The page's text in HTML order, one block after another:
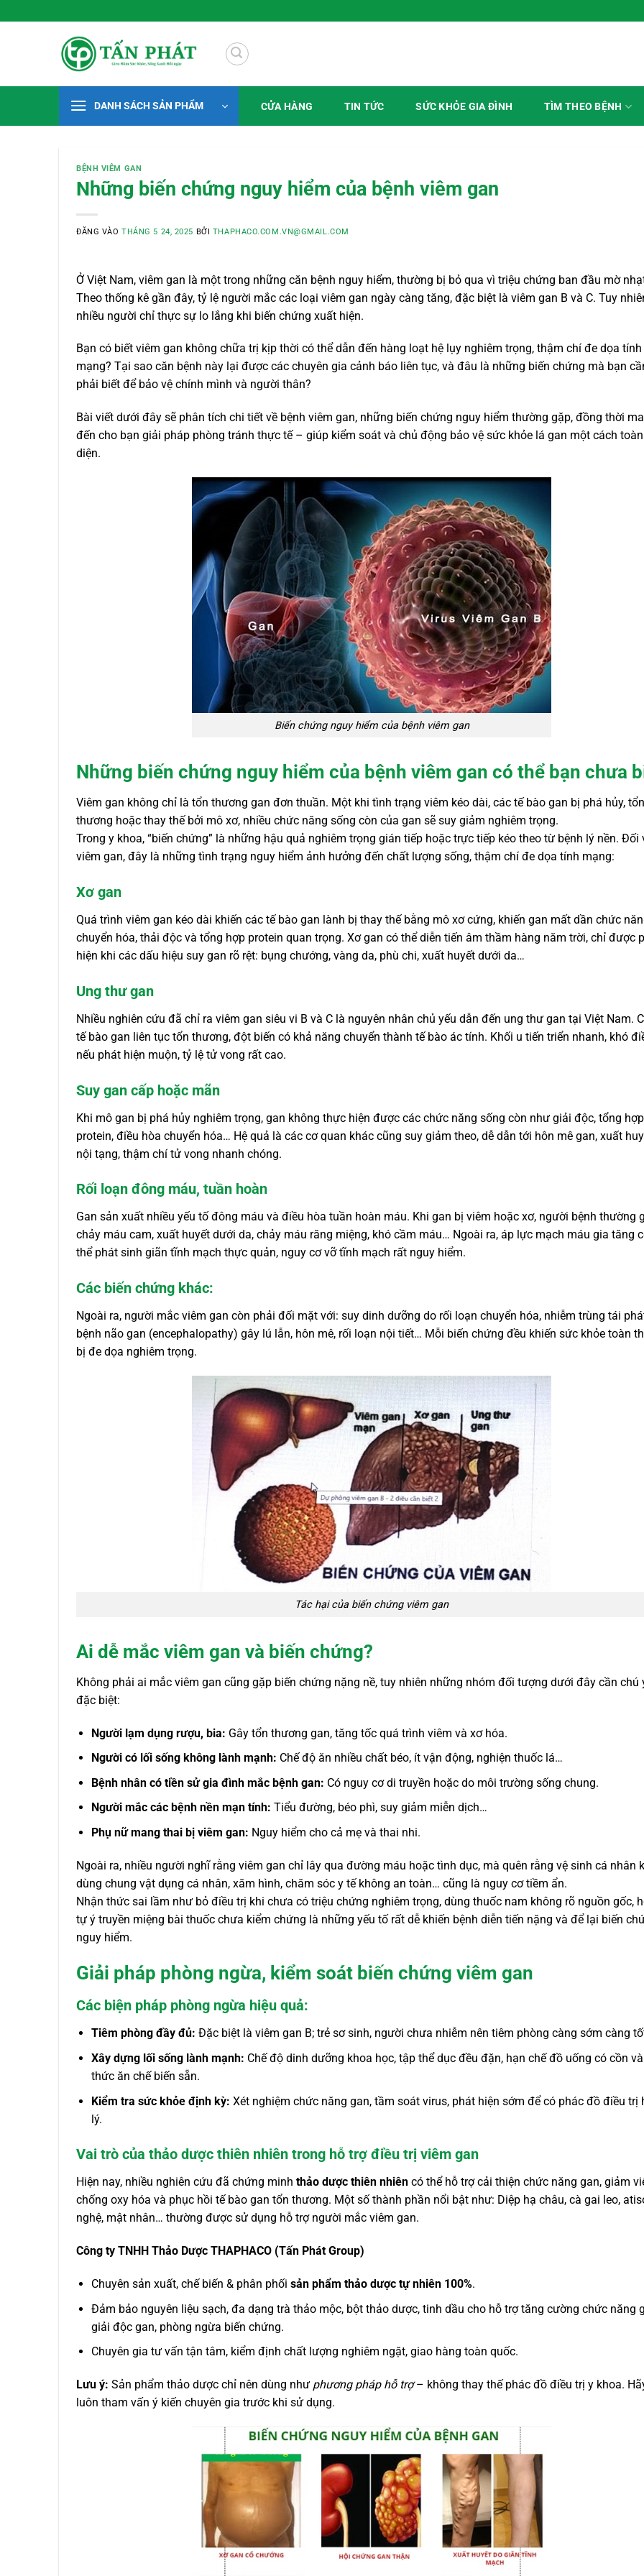
qua
DANH SÁCH SẢN PHẨM CỬA HÀNG TIN TỨC SỨC KHỎE GIA ĐÌNH TÌM THEO BỆNH
BỆNH VIÊM GAN
Những biến chứng nguy hiểm của bệnh viêm gan
ĐĂNG VÀOTHÁNG 5 24, 2025 BỞI THAPHACO.COM.VN@GMAIL.COM
Ở Việt Nam, viêm gan là một trong những căn bệnh nguy hiểm, thường bị bỏ qua vì triệu chứng ban đầu mờ
Theo thống kê gần đây, tỷ lệ người mắc các loại viêm gan ngày càng tăng, đặc biệt là viêm gan B và C. Tuy
nhiều người chỉ thực sự lo lắng khi biến chứng xuất hiện.
Bạn có biết viêm gan không chữa trị kịp thời có thể dẫn đến hàng loạt hệ lụy nghiêm trọng, thậm chí đe dọa tính
mạng? Tại sao căn bệnh này lại được các chuyên gia cảnh báo liên tục, và đâu là những biến chứng mà bạn
phải biết để bảo vệ chính mình và người thân?
Bài viết dưới đây sẽ phân tích chi tiết về bệnh viêm gan, những biến chứng nguy hiểm thường gặp, đồng thời
đến cho bạn giải pháp phòng tránh thực tế – giúp kiểm soát và chủ động bảo vệ sức khỏe lá gan một cách toàn
diện.
Biến chứng nguy hiểm của bệnh viêm gan
Những biến chứng nguy hiểm của bệnh viêm gan có thể bạn chưa
Viêm gan không chỉ là tổn thương gan đơn thuần. Một khi tình trạng viêm kéo dài, các tế bào gan bị phá hủy, tổn
thương hoặc thay thế bởi mô xơ, nhiều chức năng sống còn của gan sẽ suy giảm nghiêm trọng.
Trong y khoa, “biến chứng” là những hậu quả nghiêm trọng gián tiếp hoặc trực tiếp kéo theo từ bệnh lý nền. Đối
viêm gan, đây là những tình trạng nguy hiểm ảnh hưởng đến chất lượng sống, thậm chí đe dọa tính mạng:
Xơ gan
Quá trình viêm gan kéo dài khiến các tế bào gan lành bị thay thế bằng mô xơ cứng, khiến gan mất dần chức
chuyển hóa, thải độc và tổng hợp protein quan trọng. Xơ gan có thể diễn tiến âm thầm hàng năm trời, chỉ được
hiện khi các dấu hiệu suy gan rõ rệt: bụng chướng, vàng da, phù chi, xuất huyết dưới da…
Ung thư gan
Nhiều nghiên cứu đã chỉ ra viêm gan siêu vi B và C là nguyên nhân chủ yếu dẫn đến ung thư gan tại Việt Nam.
tế bào gan liên tục tổn thương, đột biến có khả năng chuyển thành tế bào ác tính. Khối u tiến triển nhanh, khó
nếu phát hiện muộn, tỷ lệ tử vong rất cao.
Suy gan cấp hoặc mãn
Khi mô gan bị phá hủy nghiêm trọng, gan không thực hiện được các chức năng sống còn như giải độc, tổng hợp
protein, điều hòa chuyển hóa… Hệ quả là các cơ quan khác cũng suy giảm theo, dễ dẫn tới hôn mê gan, xuất
nội tạng, thậm chí tử vong nhanh chóng.
Rối loạn đông máu, tuần hoàn
Gan sản xuất nhiều yếu tố đông máu và điều hòa tuần hoàn máu. Khi gan bị viêm hoặc xơ, người bệnh thường
chảy máu cam, xuất huyết dưới da, chảy máu răng miệng, khó cầm máu… Ngoài ra, áp lực mạch máu gia tăng
thể phát sinh giãn tĩnh mạch thực quản, nguy cơ vỡ tĩnh mạch rất nguy hiểm.
Các biến chứng khác:
Ngoài ra, người mắc viêm gan còn phải đối mặt với: suy dinh dưỡng do rối loạn chuyển hóa, nhiễm trùng tái
bệnh não gan (encephalopathy) gây lú lẫn, hôn mê, rối loạn nội tiết… Mỗi biến chứng đều khiến sức khỏe toàn
bị đe dọa nghiêm trọng.
Tác hại của biến chứng viêm gan
Ai dễ mắc viêm gan và biến chứng?
Không phải ai mắc viêm gan cũng gặp biến chứng nặng nề, tuy nhiên những nhóm đối tượng dưới đây cần chú
đặc biệt:
Người lạm dụng rượu, bia: Gây tổn thương gan, tăng tốc quá trình viêm và xơ hóa.
Người có lối sống không lành mạnh: Chế độ ăn nhiều chất béo, ít vận động, nghiện thuốc lá…
Bệnh nhân có tiền sử gia đình mắc bệnh gan: Có nguy cơ di truyền hoặc do môi trường sống chung.
Người mắc các bệnh nền mạn tính: Tiểu đường, béo phì, suy giảm miễn dịch…
Phụ nữ mang thai bị viêm gan: Nguy hiểm cho cả mẹ và thai nhi.
Ngoài ra, nhiều người nghĩ rằng viêm gan chỉ lây qua đường máu hoặc tình dục, mà quên rằng vệ sinh cá nhân
dùng chung vật dụng cá nhân, xăm hình, chăm sóc y tế không an toàn… cũng là nguy cơ tiềm ẩn.
Nhận thức sai lầm như bỏ điều trị khi chưa có triệu chứng nghiêm trọng, dùng thuốc nam không rõ nguồn gốc,
tự ý truyền miệng bài thuốc chưa kiểm chứng là những yếu tố rất dễ khiến bệnh diễn tiến nặng và để lại biến
nguy hiểm.
Giải pháp phòng ngừa, kiểm soát biến chứng viêm gan
Các biện pháp phòng ngừa hiệu quả:
Tiêm phòng đầy đủ: Đặc biệt là viêm gan B; trẻ sơ sinh, người chưa nhiễm nên tiêm phòng càng sớm càng
Xây dựng lối sống lành mạnh: Chế độ dinh dưỡng khoa học, tập thể dục đều đặn, hạn chế đồ uống có cồn và
thức ăn chế biến sẵn.
Kiểm tra sức khỏe định kỳ: Xét nghiệm chức năng gan, tầm soát virus, phát hiện sớm để có phác đồ điều trị
lý.
Vai trò của thảo dược thiên nhiên trong hỗ trợ điều trị viêm gan
Hiện nay, nhiều nghiên cứu đã chứng minh thảo dược thiên nhiên có thể hỗ trợ cải thiện chức năng gan, giảm
chống oxy hóa và phục hồi tế bào gan tổn thương. Một số thành phần nổi bật như: Diệp hạ châu, cà gai leo,
nghệ, mật nhân… thường được sử dụng hỗ trợ người mắc viêm gan.
Công ty TNHH Thảo Dược THAPHACO (Tấn Phát Group)
Chuyên sản xuất, chế biến & phân phối sản phẩm thảo dược tự nhiên 100%.
Đảm bảo nguyên liệu sạch, đa dạng trà thảo mộc, bột thảo dược, tinh dầu cho hỗ trợ tăng cường chức năng
giải độc gan, phòng ngừa biến chứng.
Chuyên gia tư vấn tận tâm, kiểm định chất lượng nghiêm ngặt, giao hàng toàn quốc.
Lưu ý: Sản phẩm thảo dược chỉ nên dùng như phương pháp hỗ trợ– không thay thế phác đồ điều trị y khoa.
luôn tham vấn ý kiến chuyên gia trước khi sử dụng.